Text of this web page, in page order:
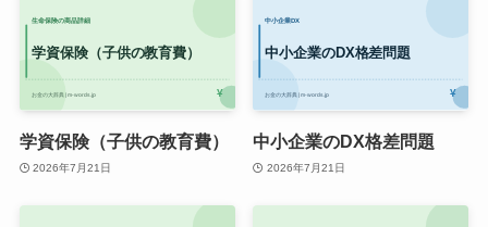
学資保険（子供の教育費）
2026年7月21日
中小企業のDX格差問題
2026年7月21日